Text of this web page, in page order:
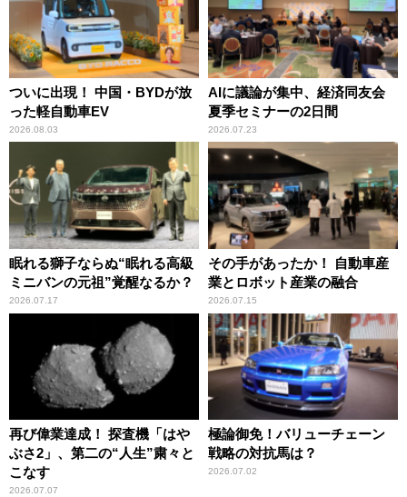
ついに出現！ 中国・BYDが放
った軽自動車EV
2026.08.03
AIに議論が集中、経済同友会
夏季セミナーの2日間
2026.07.23
眠れる獅子ならぬ“眠れる高級
ミニバンの元祖”覚醒なるか？
2026.07.17
その手があったか！ 自動車産
業とロボット産業の融合
2026.07.15
再び偉業達成！ 探査機「はや
ぶさ2」、第二の“人生”粛々と
こなす
2026.07.07
極論御免！バリューチェーン
戦略の対抗馬は？
2026.07.02